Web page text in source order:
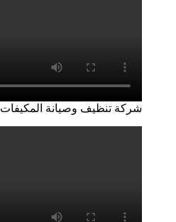
شركة تنظيف وصيانة المكيفات